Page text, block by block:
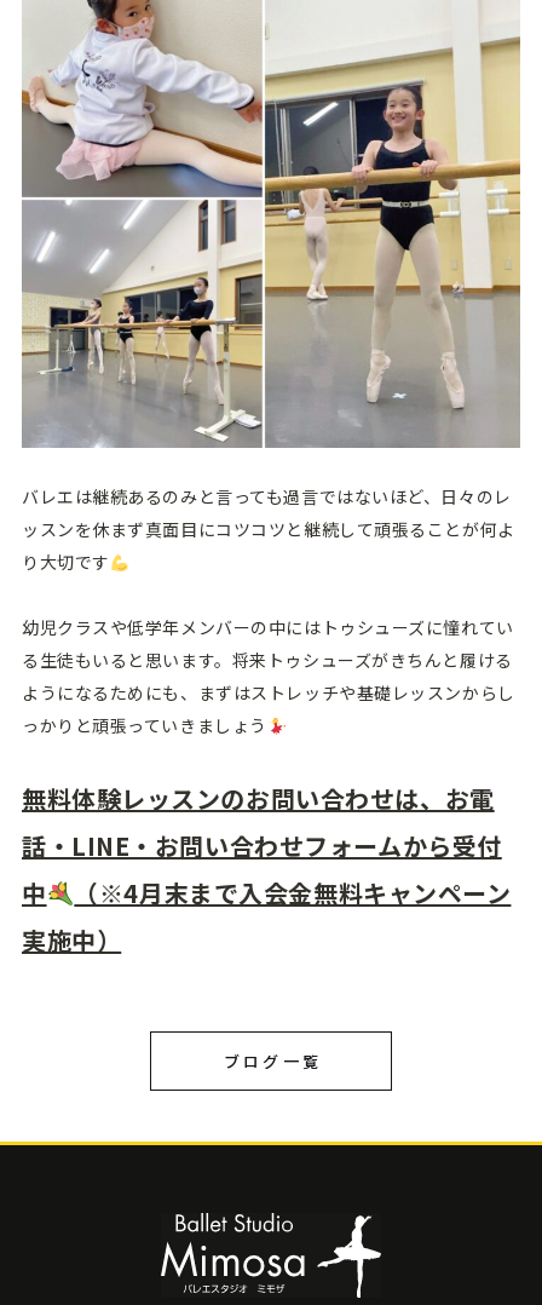
バレエは継続あるのみと言っても過言ではないほど、日々のレ
ッスンを休まず真面目にコツコツと継続して頑張ることが何よ
り大切です
幼児クラスや低学年メンバーの中にはトゥシューズに憧れてい
る生徒もいると思います。将来トゥシューズがきちんと履ける
ようになるためにも、まずはストレッチや基礎レッスンからし
っかりと頑張っていきましょう
無料体験レッスンのお問い合わせは、お電
話・LINE・お問い合わせフォームから受付
中
（※4月末まで入会金無料キャンペーン
実施中）
ブログ一覧